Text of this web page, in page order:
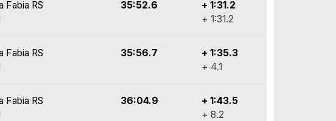
Fabia RS
35:52.6
+ 1:31.2
+ 1:31.2
Fabia RS
35:56.7
+ 1:35.3
+ 4.1
Fabia RS
36:04.9
+ 1:43.5
+ 8.2